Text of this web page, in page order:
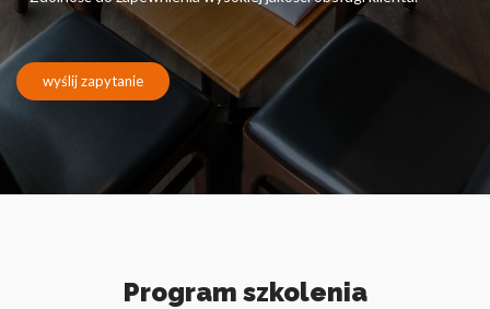
wyślij zapytanie
Program szkolenia
zapamiętanie informacji, które zmieniają wygląd lub
funkcjonowanie strony, np. preferowany język lub region, w
którym znajduje się użytkownik.
Statystyczne pliki cookie pomagają właścicielem stron
internetowych zrozumieć, w jaki sposób różni użytkownicy
Marketing